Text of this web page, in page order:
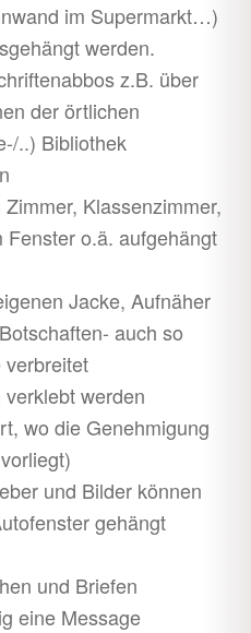
im Supermarkt…)
werden.
z.B. über
der örtlichen
..) Bibliothek
Klassenzimmer,
Fenster o.ä. aufgehängt
Jacke, Aufnäher
auch so
verbreitet
werden
wo die Genehmigung
und Bilder können
gehängt
und Briefen
eine Message